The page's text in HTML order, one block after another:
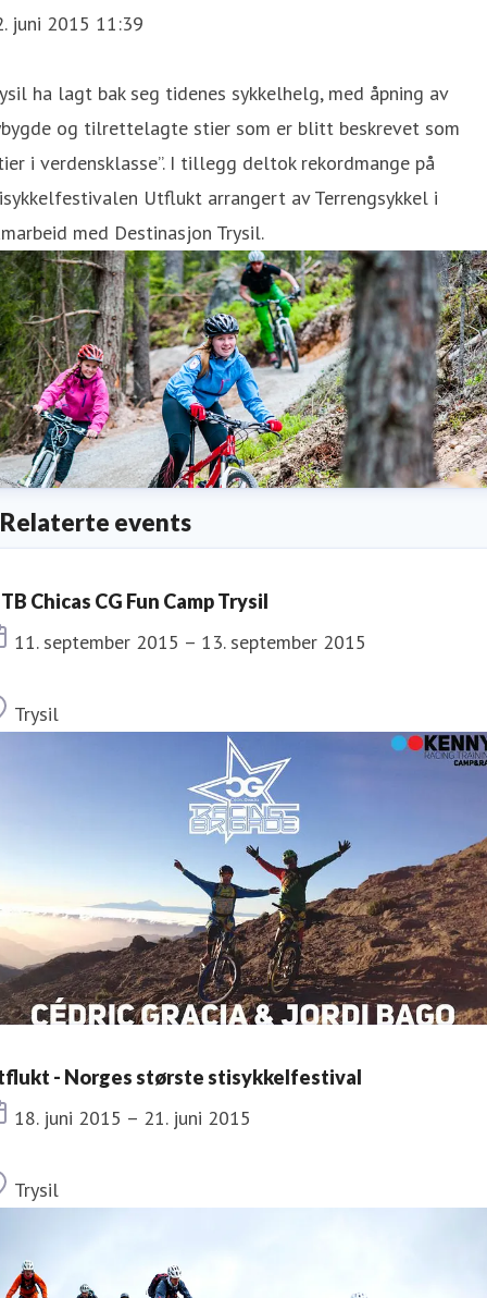
juni 2015 11:39
ha lagt bak seg tidenes sykkelhelg, med åpning av
og tilrettelagte stier som er blitt beskrevet som
i verdensklasse”. I tillegg deltok rekordmange på
Utflukt arrangert av Terrengsykkel i
med Destinasjon Trysil.
Relaterte events
Chicas CG Fun Camp Trysil
Dato
11. september 2015 – 13. september 2015
Sted
Trysil
- Norges største stisykkelfestival
Dato
18. juni 2015 – 21. juni 2015
Sted
Trysil